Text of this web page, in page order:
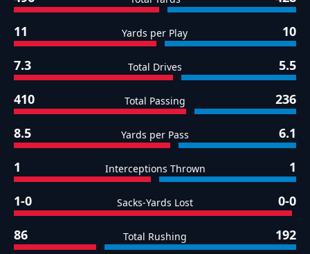
11 Yards per Play 10
7.3 Total Drives 5.5
410 Total Passing 236
8.5 Yards per Pass 6.1
1 Interceptions Thrown 1
1-0 Sacks-Yards Lost 0-0
86 Total Rushing 192